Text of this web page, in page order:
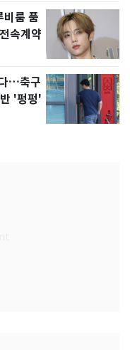
룸 품
속계약
…축구
'펑펑'